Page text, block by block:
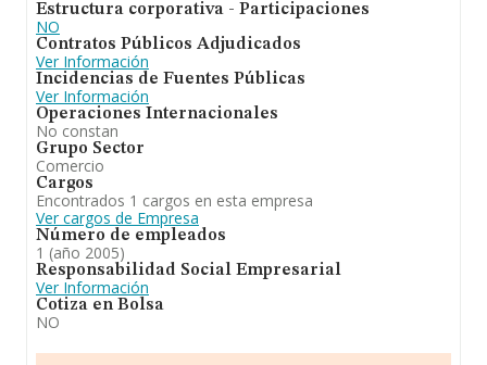
Estructura corporativa - Participaciones
NO
Contratos Públicos Adjudicados
Ver Información
Incidencias de Fuentes Públicas
Ver Información
Operaciones Internacionales
No constan
Grupo Sector
Comercio
Cargos
Encontrados 1 cargos en esta empresa
Ver cargos de Empresa
Número de empleados
1 (año 2005)
Responsabilidad Social Empresarial
Ver Información
Cotiza en Bolsa
NO